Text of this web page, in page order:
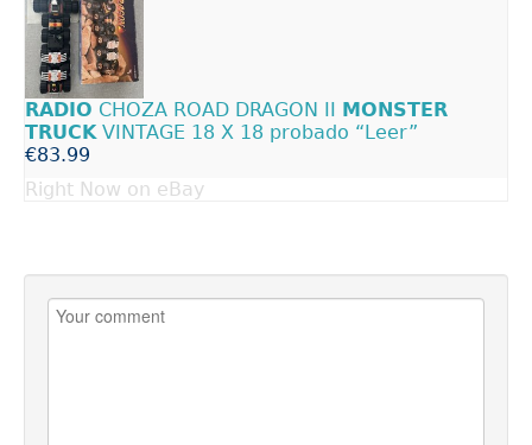
RADIO CHOZA ROAD DRAGON II MONSTER
TRUCKVINTAGE 18 X 18 probado “Leer”
€83.99
Right Now on eBay